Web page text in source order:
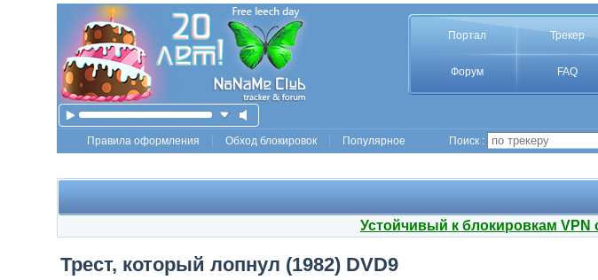
Портал Трекер
Форум FAQ
Правила оформления Обход блокировок Популярное Поиск :
Устойчивый к блокировкам
Трест, который лопнул (1982) DVD9